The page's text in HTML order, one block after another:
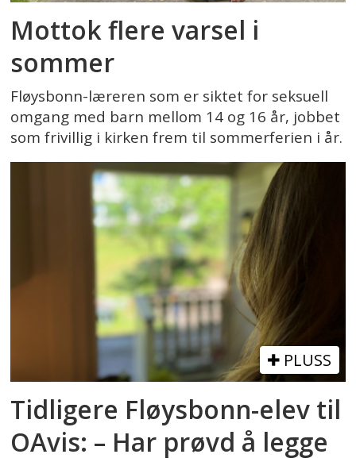
Mottok flere varsel i
sommer
Fløysbonn-læreren som er siktet for seksuell
omgang med barn mellom 14 og 16 år, jobbet
som frivillig i kirken frem til sommerferien i år.
PLUSS
Tidligere Fløysbonn-elev til
OAvis: – Har prøvd å legge